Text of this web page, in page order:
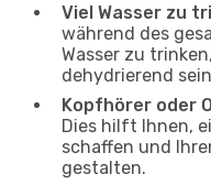
Viel Wasser zu
während des
Wasser zu
dehydrierend
Kopfhörer oder
Dies hilft Ihnen,
schaffen und
gestalten.